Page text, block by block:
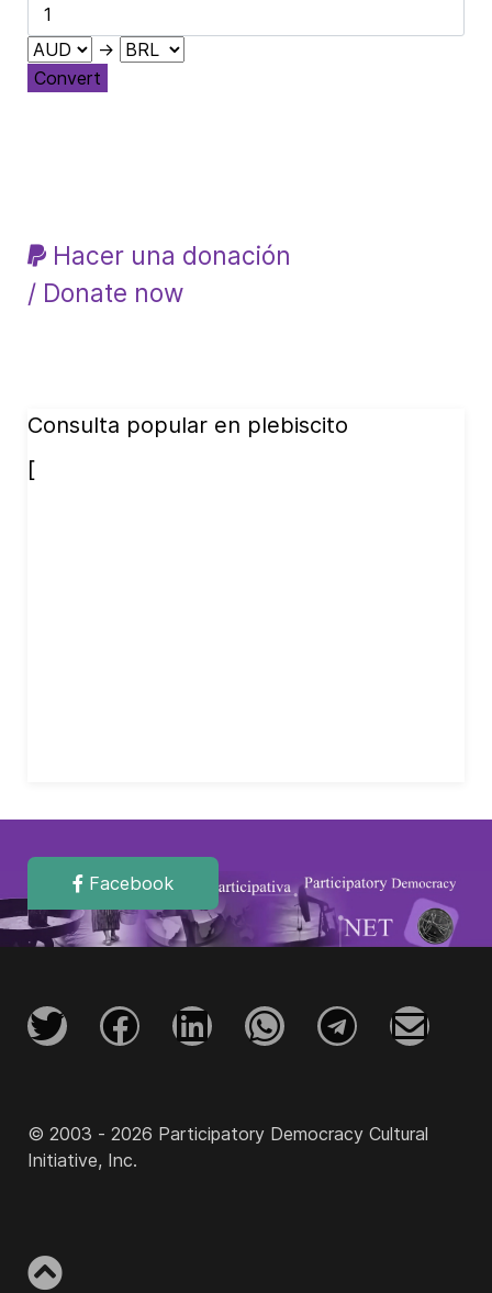
→
Convert
Hacer una donación
/ Donate now
Consulta popular en plebiscito
[
Facebook
© 2003 - 2026 Participatory Democracy Cultural
Initiative, Inc.